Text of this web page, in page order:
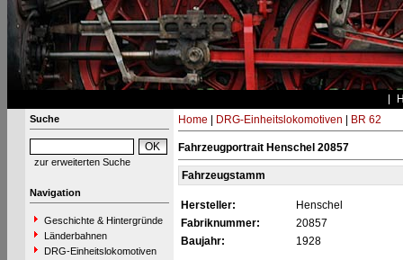
Suche
zur erweiterten Suche
Navigation
Geschichte & Hintergründe
Länderbahnen
DRG-Einheitslokomotiven
Home DRG-Einheitslokomotiven BR 62
Fahrzeugportrait Henschel 20857
Fahrzeugstamm
Hersteller:
Henschel
Fabriknummer:
20857
Baujahr:
1928